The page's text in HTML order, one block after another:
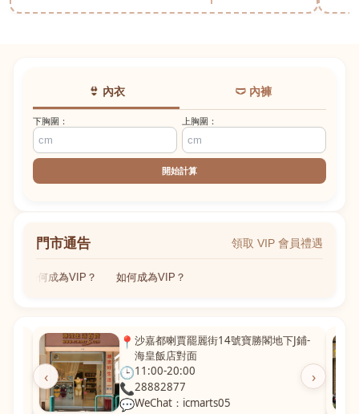
👙 內衣 🩲 內褲
下胸圍： 上胸圍：
開始計算
門市通告 領取 VIP 會員禮遇
如何成為VIP？ 如何成為VIP？
‹ ›
📍 沙嘉都喇賈罷麗街14號寶勝閣地下J鋪-
海皇飯店對面
🕒11:00-20:00
📞28882877
💬WeChat：icmarts05